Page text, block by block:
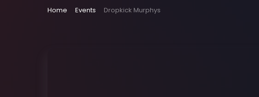
Home Events Dropkick Murphys